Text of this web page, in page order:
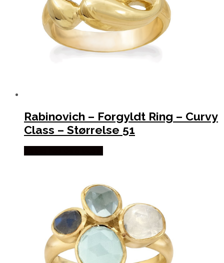
Rabinovich – Forgyldt Ring – Curvy
Class – Størrelse 51